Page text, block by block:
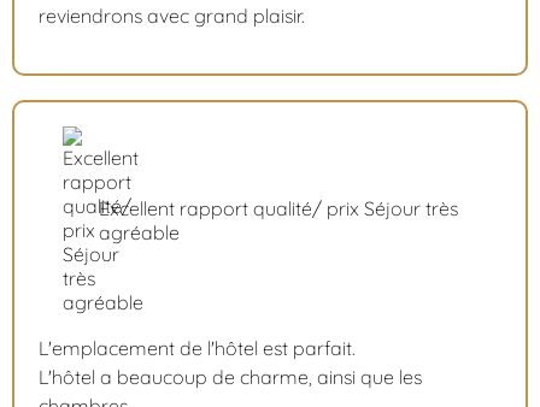
reviendrons avec grand plaisir.
Excellent rapport qualité/ prix Séjour très
agréable
L'emplacement de l'hôtel est parfait.
L'hôtel a beaucoup de charme, ainsi que les